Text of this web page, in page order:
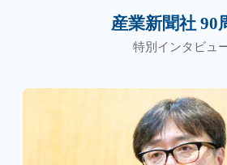
産業新聞社 90
特別インタビュ